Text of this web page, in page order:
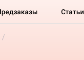
Статьи